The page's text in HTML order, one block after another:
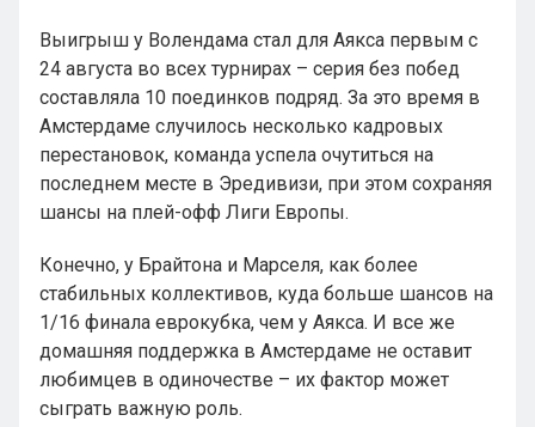
Выигрыш у Волендама стал для Аякса первым с
24 августа во всех турнирах – серия без побед
составляла 10 поединков подряд. За это время в
Амстердаме случилось несколько кадровых
перестановок, команда успела очутиться на
последнем месте в Эредивизи, при этом сохраняя
шансы на плей-офф Лиги Европы.
Конечно, у Брайтона и Марселя, как более
стабильных коллективов, куда больше шансов на
1/16 финала еврокубка, чем у Аякса. И все же
домашняя поддержка в Амстердаме не оставит
любимцев в одиночестве – их фактор может
сыграть важную роль.